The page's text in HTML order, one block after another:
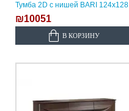
Тумба 2D с нишей BARI 124х128
₪10051
В КОРЗИНУ